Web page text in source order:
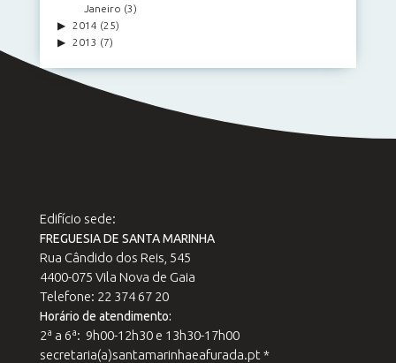
Janeiro (3)
2014 (25)
2013 (7)
Edifício sede:
FREGUESIA DE SANTA MARINHA
Rua Cândido dos Reis, 545
4400-075 Vila Nova de Gaia
Telefone: 22 374 67 20
Horário de atendimento:
2ª a 6ª: 9h00-12h30 e 13h30-17h00
secretaria(a)santamarinhaeafurada.pt *